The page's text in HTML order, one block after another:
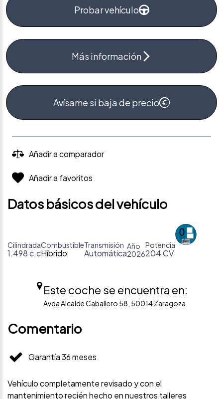
Probar vehículo
Más información
Avísame si baja de precio
Añadir a comparador
Añadir a favoritos
Datos básicos del vehículo
Cilindrada
1.498 c.c
Combustible
Híbrido
Transmisión
Automática
Año
2026
Potencia
204 CV
Este coche se encuentra en:
Avda Alcalde Caballero 58, 50014 Zaragoza
Comentario
Garantía 36 meses
Vehículo completamente revisado y con el
mantenimiento recién hecho en nuestros talleres